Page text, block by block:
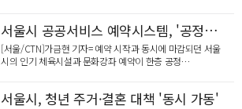
서울시 공공서비스 예약시스템, '공정한 출발선' 구축
[서울/CTN]가금현 기자= 예약 시작과 동시에 마감되던 서울
시의 인기 체육시설과 문화강좌 예약이 한층 공정…
서울시, 청년 주거·결혼 대책 '동시 가동'